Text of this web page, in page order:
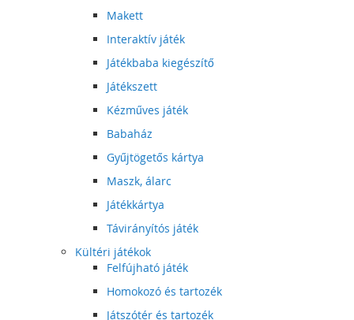
Makett
Interaktív játék
Játékbaba kiegészítő
Játékszett
Kézműves játék
Babaház
Gyűjtögetős kártya
Maszk, álarc
Játékkártya
Távirányítós játék
Kültéri játékok
Felfújható játék
Homokozó és tartozék
Játszótér és tartozék